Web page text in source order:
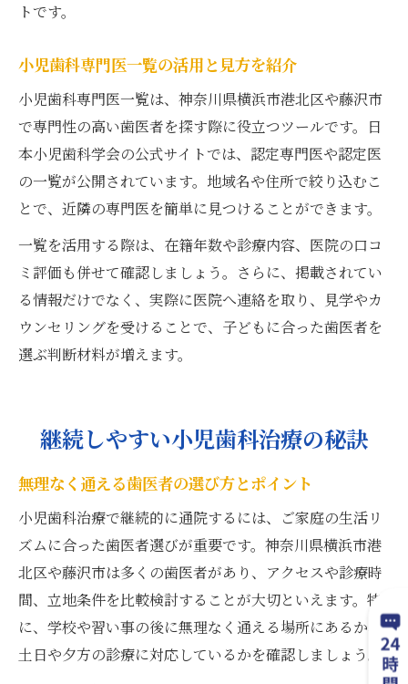
トです。
小児歯科専門医一覧の活用と見方を紹介
小児歯科専門医一覧は、神奈川県横浜市港北区や藤沢市
で専門性の高い歯医者を探す際に役立つツールです。日
本小児歯科学会の公式サイトでは、認定専門医や認定医
の一覧が公開されています。地域名や住所で絞り込むこ
とで、近隣の専門医を簡単に見つけることができます。
一覧を活用する際は、在籍年数や診療内容、医院の口コ
ミ評価も併せて確認しましょう。さらに、掲載されてい
る情報だけでなく、実際に医院へ連絡を取り、見学やカ
ウンセリングを受けることで、子どもに合った歯医者を
選ぶ判断材料が増えます。
継続しやすい小児歯科治療の秘訣
無理なく通える歯医者の選び方とポイント
小児歯科治療で継続的に通院するには、ご家庭の生活リ
ズムに合った歯医者選びが重要です。神奈川県横浜市港
北区や藤沢市は多くの歯医者があり、アクセスや診療時
間、立地条件を比較検討することが大切といえます。特
に、学校や習い事の後に無理なく通える場所にあるか、
土日や夕方の診療に対応しているかを確認しましょう。